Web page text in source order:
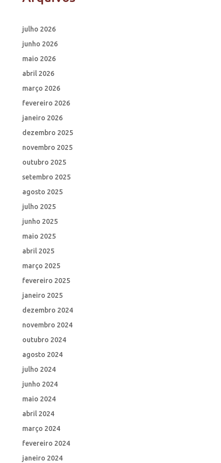
julho 2026
junho 2026
maio 2026
abril 2026
março 2026
fevereiro 2026
janeiro 2026
dezembro 2025
novembro 2025
outubro 2025
setembro 2025
agosto 2025
julho 2025
junho 2025
maio 2025
abril 2025
março 2025
fevereiro 2025
janeiro 2025
dezembro 2024
novembro 2024
outubro 2024
agosto 2024
julho 2024
junho 2024
maio 2024
abril 2024
março 2024
fevereiro 2024
janeiro 2024